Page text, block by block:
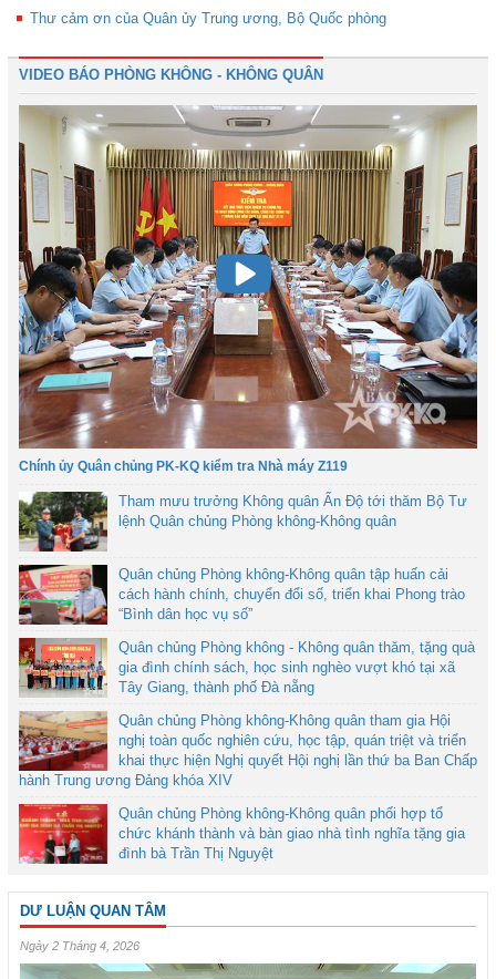
Thư cảm ơn của Quân ủy Trung ương, Bộ Quốc phòng
VIDEO BÁO PHÒNG KHÔNG - KHÔNG QUÂN
Chính ủy Quân chủng PK-KQ kiểm tra Nhà máy Z119
Tham mưu trưởng Không quân Ấn Độ tới thăm Bộ Tư
lệnh Quân chủng Phòng không-Không quân
Quân chủng Phòng không-Không quân tập huấn cải
cách hành chính, chuyển đổi số, triển khai Phong trào
“Bình dân học vụ số”
Quân chủng Phòng không - Không quân thăm, tặng quà
gia đình chính sách, học sinh nghèo vượt khó tại xã
Tây Giang, thành phố Đà nẵng
Quân chủng Phòng không-Không quân tham gia Hội
nghị toàn quốc nghiên cứu, học tập, quán triệt và triển
khai thực hiện Nghị quyết Hội nghị lần thứ ba Ban Chấp
hành Trung ương Đảng khóa XIV
Quân chủng Phòng không-Không quân phối hợp tổ
chức khánh thành và bàn giao nhà tình nghĩa tặng gia
đình bà Trần Thị Nguyệt
DƯ LUẬN QUAN TÂM
Ngày 2 Tháng 4, 2026